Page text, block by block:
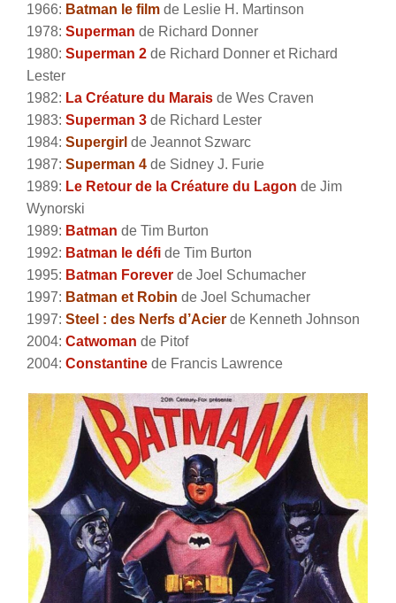
1966: Batman le film de Leslie H. Martinson
1978: Superman de Richard Donner
1980: Superman 2 de Richard Donner et Richard
Lester
1982: La Créature du Marais de Wes Craven
1983: Superman 3 de Richard Lester
1984: Supergirl de Jeannot Szwarc
1987: Superman 4 de Sidney J. Furie
1989: Le Retour de la Créature du Lagon de Jim
Wynorski
1989: Batman de Tim Burton
1992: Batman le défi de Tim Burton
1995: Batman Forever de Joel Schumacher
1997: Batman et Robin de Joel Schumacher
1997: Steel : des Nerfs d’Acier de Kenneth Johnson
2004: Catwoman de Pitof
2004: Constantine de Francis Lawrence